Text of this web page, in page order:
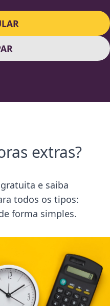
extras?
e saiba
todos os tipos:
forma simples.